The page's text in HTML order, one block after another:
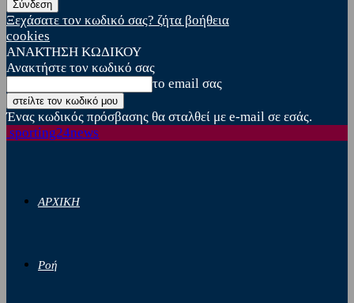
Ξεχάσατε τον κωδικό σας? ζήτα βοήθεια
cookies
ΑΝΑΚΤΗΣΗ ΚΩΔΙΚΟΥ
Ανακτήστε τον κωδικό σας
το email σας
Ένας κωδικός πρόσβασης θα σταλθεί με e-mail σε εσάς.
sporting24news
ΑΡΧΙΚΗ
Ροή